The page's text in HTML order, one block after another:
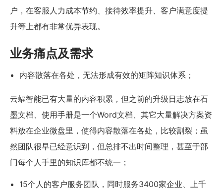
户，在客服人力成本节约、接待效率提升、客户满意度提
升等上都有非常优异表现。
业务痛点及需求
内容散落在各处，无法形成有效的矩阵知识体系；
云蝠智能已有大量的内容积累，但之前的升级日志放在石
墨文档、使用手册是一个Word文档、其它大量解决方案资
料放在企业微盘里，使得内容散落在各处，比较割裂；虽
然团队很早已经意识到，但总排不出时间整理，甚至于部
门每个人手里的知识库都不统一；
15个人的客户服务团队，同时服务3400家企业、上千